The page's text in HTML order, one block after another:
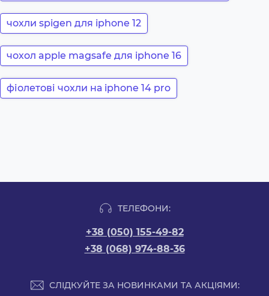
чохли spigen для iphone 12
чохол apple magsafe для iphone 16
фіолетові чохли на iphone 14 pro
ТЕЛЕФОНИ:
+38 (050) 155-49-82
+38 (068) 974-88-36
СЛІДКУЙТЕ ЗА НОВИНКАМИ ТА АКЦІЯМИ: